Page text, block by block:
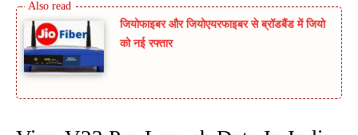
जियोफाइबर और जियोएयरफाइबर से ब्रॉडबैंड में जियो
को नई रफ्तार